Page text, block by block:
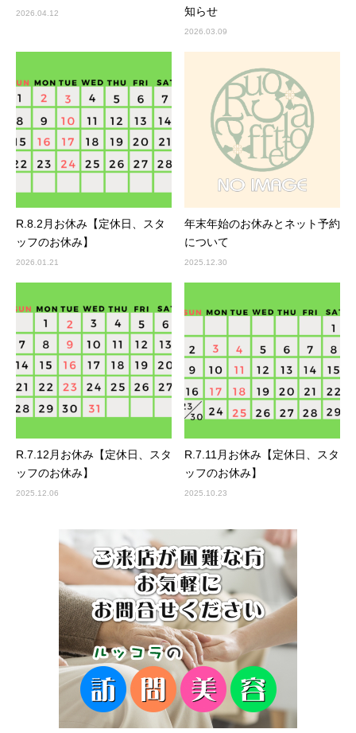
2026.04.12
知らせ
2026.03.09
R.8.2月お休み【定休日、スタ
ッフのお休み】
2026.01.21
年末年始のお休みとネット予約
について
2025.12.30
R.7.12月お休み【定休日、スタ
ッフのお休み】
2025.12.06
R.7.11月お休み【定休日、スタ
ッフのお休み】
2025.10.23